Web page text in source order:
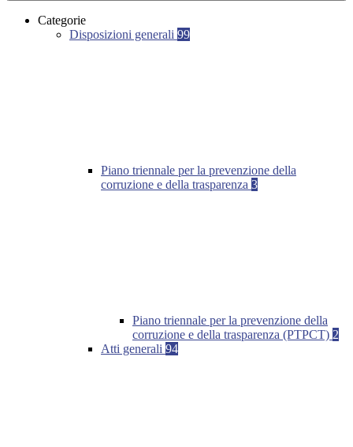
Categorie
Disposizioni generali 99
Piano triennale per la prevenzione della
corruzione e della trasparenza 3
Piano triennale per la prevenzione della
corruzione e della trasparenza (PTPCT) 2
Atti generali 94